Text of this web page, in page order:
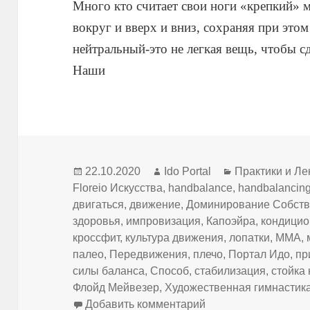
Много кто считает свои ноги «крепкий»
вокруг и вверх и вниз, сохраняя при
нейтральный-это не легкая вещь, чтобы
Наши
Опубликовано
22.10.2020 Автор
Ido Portal Рубрики
Практики и
Floreio Искусства, handbalance,
двигаться, движение,Доминирование
здоровья, импровизация, Капоэйра,
кроссфит, культура движения, лопатки, ММА,
палео, Передвижения, плечо, Портал Идо,
силы баланса, Способ,стабилизация,стойка
Флойд Мейвезер, Художественная
Добавить комментарий